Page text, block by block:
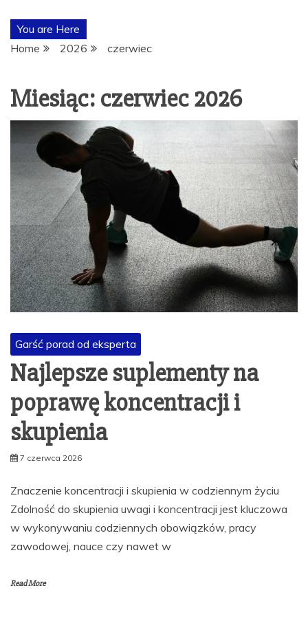
TEMATYCE
TRENINGÓW,
ODŻYWEK I
You are Here
Home
2026 czerwiec
Miesiąc: czerwiec 2026
Garść porad od eksperta
Najlepsze suplementy na
poprawę koncentracji i
skupienia
7 czerwca 2026
Znaczenie koncentracji i skupienia w codziennym życiu
Zdolność do skupienia uwagi i koncentracji jest kluczowa
w wykonywaniu codziennych obowiązków, pracy
zawodowej, nauce czy nawet w
Read More